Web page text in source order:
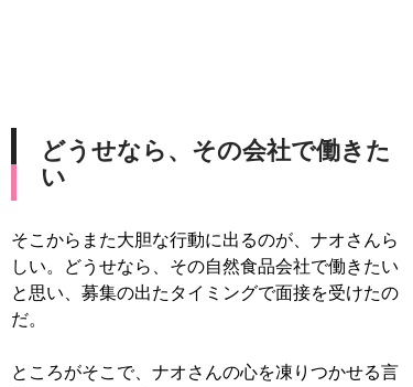
どうせなら、その会社で働きた
い
そこからまた大胆な行動に出るのが、ナオさんら
しい。どうせなら、その自然食品会社で働きたい
と思い、募集の出たタイミングで面接を受けたの
だ。
ところがそこで、ナオさんの心を凍りつかせる言